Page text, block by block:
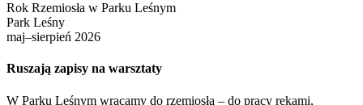
Rok Rzemiosła w Parku Leśnym
Park Leśny
maj–sierpień 2026
Ruszają zapisy na warsztaty
W Parku Leśnym wracamy do rzemiosła – do pracy rękami,